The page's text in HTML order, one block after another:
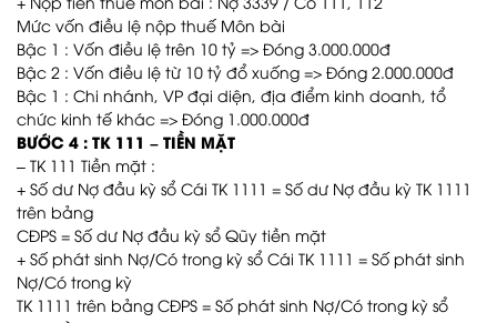
Mức vốn điều lệ nộp thuế Môn bài
Bậc 1 : Vốn điều lệ trên 10 tỷ => Đóng 3.000.000đ
Bậc 2 : Vốn điều lệ từ 10 tỷ đổ xuống => Đóng 2.000.000đ
Bậc 1 : Chi nhánh, VP đại diện, địa điểm kinh doanh, tổ
chức kinh tế khác => Đóng 1.000.000đ
BƯỚC 4 : TK 111 – TIỀN MẶT
– TK 111 Tiền mặt :
+ Số dư Nợ đầu kỳ sổ Cái TK 1111 = Số dư Nợ đầu kỳ TK 1111
trên bảng
CĐPS = Số dư Nợ đầu kỳ sổ Qũy tiền mặt
+ Số phát sinh Nợ/Có trong kỳ sổ Cái TK 1111 = Số phát sinh
Nợ/Có trong kỳ
TK 1111 trên bảng CĐPS = Số phát sinh Nợ/Có trong kỳ sổ